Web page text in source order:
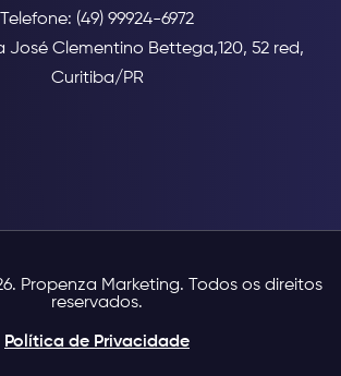
Telefone: (49) 99924-6972
José Clementino Bettega,120, 52 red,
Curitiba/PR
Propenza Marketing. Todos os direitos
reservados.
Política de Privacidade